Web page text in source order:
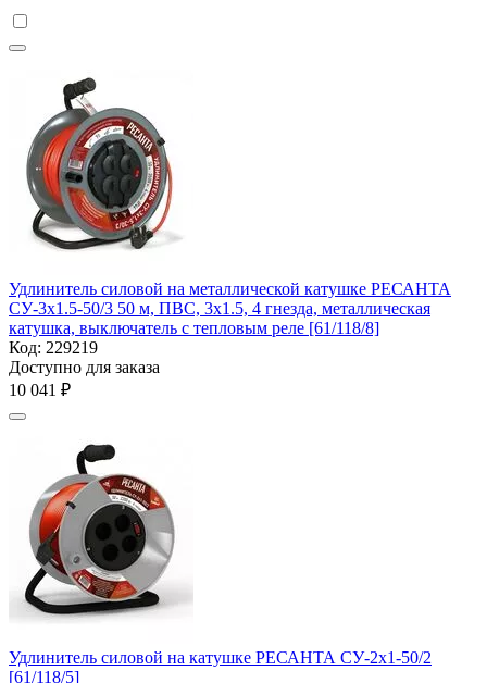
Удлинитель силовой на металлической катушке РЕСАНТА
СУ-3х1.5-50/3 50 м, ПВС, 3х1.5, 4 гнезда, металлическая
катушка, выключатель с тепловым реле [61/118/8]
Код: 229219
Доступно для заказа
10 041 ₽
Удлинитель силовой на катушке РЕСАНТА СУ-2х1-50/2
[61/118/5]